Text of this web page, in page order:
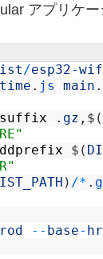
アプリケ
/esp32-
. js main .
. gz , $ (
$ (
) /* .
-- base-